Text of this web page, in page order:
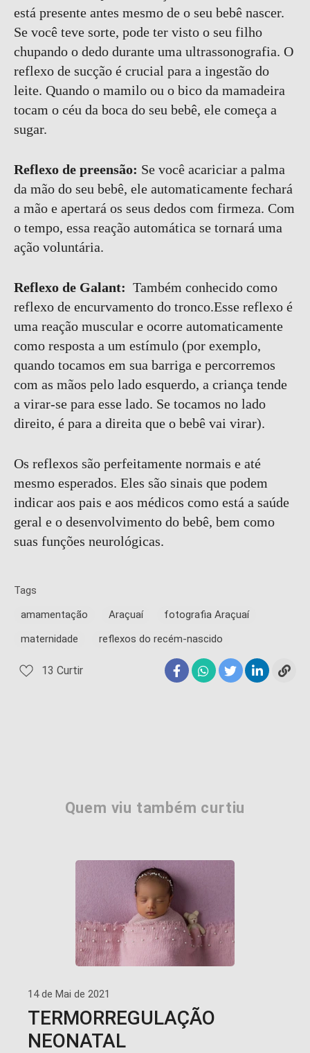
está presente antes mesmo de o seu bebê nascer.
Se você teve sorte, pode ter visto o seu filho
chupando o dedo durante uma ultrassonografia. O
reflexo de sucção é crucial para a ingestão do
leite. Quando o mamilo ou o bico da mamadeira
tocam o céu da boca do seu bebê, ele começa a
sugar.
Reflexo de preensão: Se você acariciar a palma
da mão do seu bebê, ele automaticamente fechará
a mão e apertará os seus dedos com firmeza. Com
o tempo, essa reação automática se tornará uma
ação voluntária.
Reflexo de Galant: Também conhecido como
reflexo de encurvamento do tronco.Esse reflexo é
uma reação muscular e ocorre automaticamente
como resposta a um estímulo (por exemplo,
quando tocamos em sua barriga e percorremos
com as mãos pelo lado esquerdo, a criança tende
a virar-se para esse lado. Se tocamos no lado
direito, é para a direita que o bebê vai virar).
Os reflexos são perfeitamente normais e até
mesmo esperados. Eles são sinais que podem
indicar aos pais e aos médicos como está a saúde
geral e o desenvolvimento do bebê, bem como
suas funções neurológicas.
Tags
amamentação
Araçuaí
fotografia Araçuaí
maternidade
reflexos do recém-nascido
13 Curtir
Quem viu também curtiu
14 de Mai de 2021
TERMORREGULAÇÃO
NEONATAL